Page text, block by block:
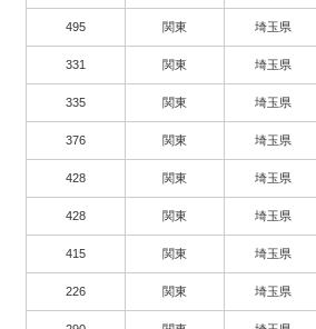
495 関東 埼玉県
331 関東 埼玉県
335 関東 埼玉県
376 関東 埼玉県
428 関東 埼玉県
428 関東 埼玉県
415 関東 埼玉県
226 関東 埼玉県